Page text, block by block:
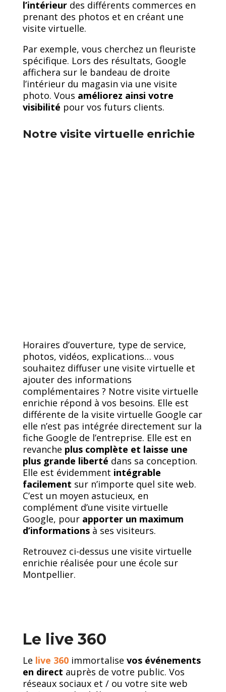
l’intérieurdes différents commerces en
prenant des photos et en créant une
visite virtuelle.
Par exemple, vous cherchez un fleuriste
spécifique. Lors des résultats, Google
affichera sur le bandeau de droite
l’intérieur du magasin via une visite
photo. Vous améliorez ainsi votre
visibilité pour vos futurs clients.
Notre visite virtuelle enrichie
Horaires d’ouverture, type de service,
photos, vidéos, explications… vous
souhaitez diffuser une visite virtuelle et
ajouter des informations
complémentaires ? Notre visite virtuelle
enrichie répond à vos besoins. Elle est
différente de la visite virtuelle Google car
elle n’est pas intégrée directement sur la
fiche Google de l’entreprise. Elle est en
revanche plus complète et laisse une
plus grande liberté dans sa conception.
Elle est évidemment intégrable
facilement sur n’importe quel site web.
C’est un moyen astucieux, en
complément d’une visite virtuelle
Google, pour apporter un maximum
d’informationsà ses visiteurs.
Retrouvez ci-dessus une visite virtuelle
enrichie réalisée pour une école sur
Montpellier.
Le live 360
Le live 360 immortalise vos événements
en direct auprès de votre public. Vos
réseaux sociaux et / ou votre site web